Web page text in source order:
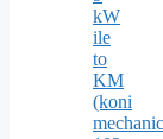
kW
ile
to
KM
(koni